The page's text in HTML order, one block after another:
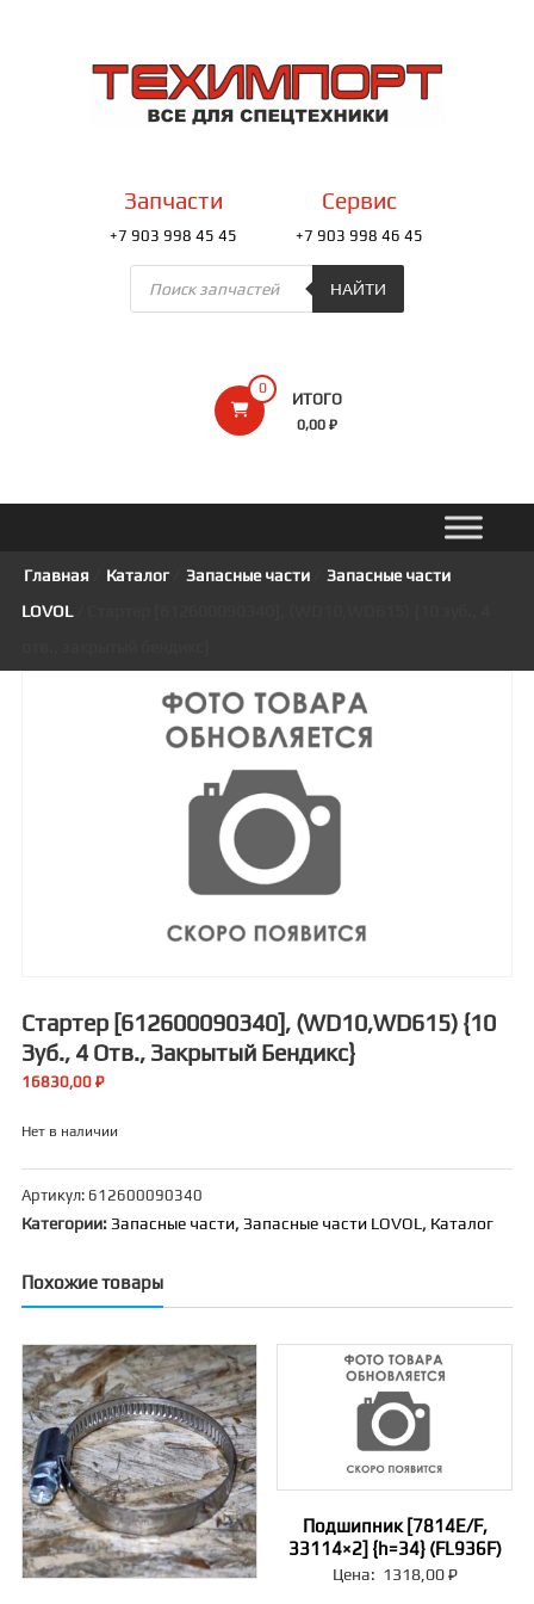
содержимомуТЕХИМПОРТ
Всё
0
ИТОГО
0,00 ₽
Запчасти
+7 903 998 45 45
Сервис
+7 903 998 46 45
Поиск
товаров
НАЙТИ
Главная Каталог/ Запасные части/
Запасные части
LOVOL/ Стартер [612600090340], (WD10,WD615) {10 зуб., 4
Стартер [612600090340], (WD10,WD615) {10
Зуб., 4 Отв., Закрытый Бендикс}
16830,00 ₽
Нет в наличии
Артикул: 612600090340
Категории: Запасные части, Запасные части LOVOL , Каталог
Похожие товары
Подшипник [7814E/F,
33114×2] {h=34} (FL936F)
Цена: 1318,00₽